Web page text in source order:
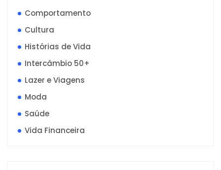
Comportamento
Cultura
Histórias de Vida
Intercâmbio 50+
Lazer e Viagens
Moda
Saúde
Vida Financeira